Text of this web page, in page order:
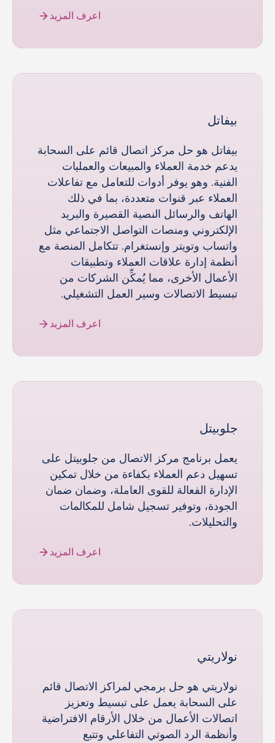
اعرف المزيد
بيفاتل
بيفاتل هو حل مركز اتصال قائم على السحابة
يدعم خدمة العملاء والمبيعات والعمليات
الفنية. وهو يوفر أدوات للتعامل مع تفاعلات
العملاء عبر قنوات متعددة، بما في ذلك
الهاتف والرسائل النصية القصيرة والبريد
الإلكتروني ومنصات التواصل الاجتماعي مثل
واتساب وتويتر وإنستغرام. تتكامل المنصة مع
أنظمة إدارة علاقات العملاء وتطبيقات
الأعمال الأخرى، مما يُمكِّن الشركات من
تبسيط الاتصالات وسير العمل التشغيلي.
اعرف المزيد
جلوبيتل
يعمل برنامج مركز الاتصال من جلوبيتل على
تسهيل دعم العملاء بكفاءة من خلال تمكين
الإدارة الفعالة للقوى العاملة، وضمان ضمان
الجودة، وتوفير تسجيل شامل للمكالمات
والتحليلات.
اعرف المزيد
نولاريتي
نولاريتي هو حل برمجي لمراكز الاتصال قائم
على السحابة يعمل على تبسيط وتعزيز
اتصالات الأعمال من خلال الأرقام الافتراضية
وأنظمة الرد الصوتي التفاعلي وتتبع